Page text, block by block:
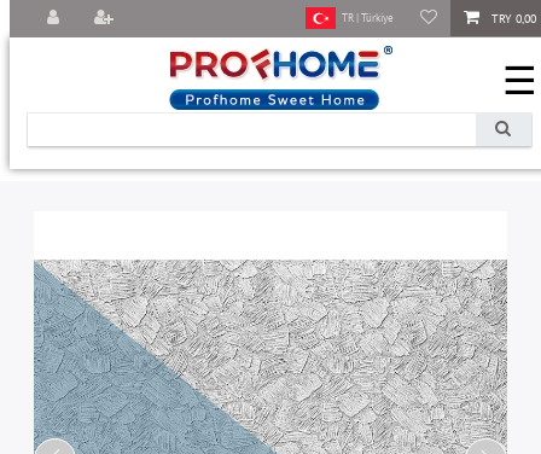
TRY 0,00
TR | Türkiye
☰